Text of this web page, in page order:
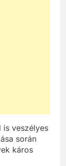
veszélyes
során
káros